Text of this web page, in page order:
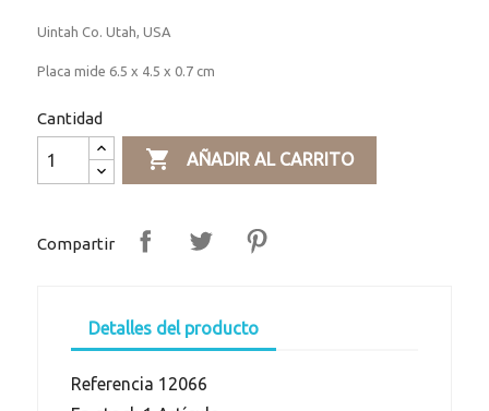
Uintah Co. Utah, USA
Placa mide 6.5 x 4.5 x 0.7 cm
Cantidad
 AÑADIR AL CARRITO
Compartir
Detalles del producto
Referencia 12066